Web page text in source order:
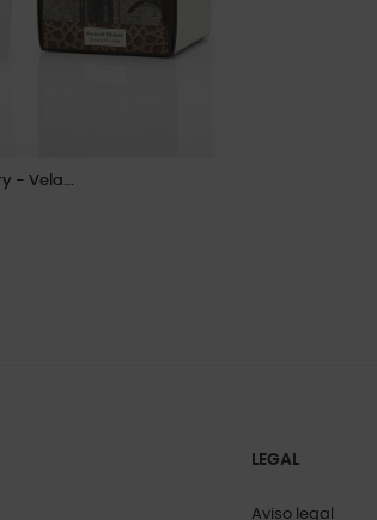
- Vela...
LEGAL
Aviso legal